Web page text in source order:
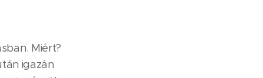
Miért?
igazán